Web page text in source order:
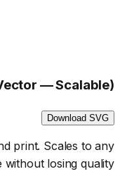
— Scalable)
Download SVG
print. Scales to any
without losing quality.